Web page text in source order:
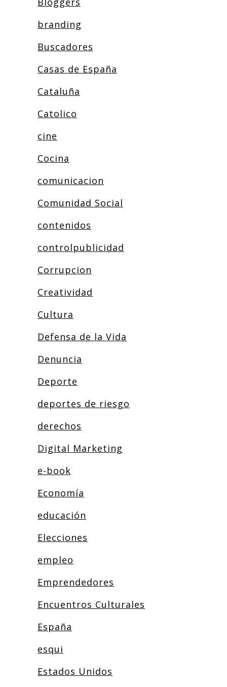
branding
Buscadores
Casas de España
Cataluña
Catolico
cine
Cocina
comunicacion
Comunidad Social
contenidos
controlpublicidad
Corrupcion
Creatividad
Cultura
Defensa de la Vida
Denuncia
Deporte
deportes de riesgo
derechos
Digital Marketing
e-book
Economía
educación
Elecciones
empleo
Emprendedores
Encuentros Culturales
España
esqui
Estados Unidos